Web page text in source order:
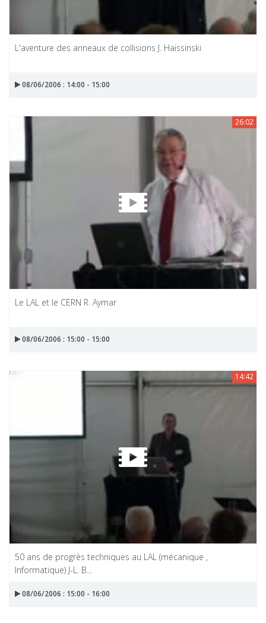
L'aventure des anneaux de collisions J. Haissinski
08/06/2006 : 14:00 - 15:00
26:02
Le LAL et le CERN R. Aymar
08/06/2006 : 15:00 - 15:00
14:42
50 ans de progrès techniques au LAL (mécanique ,
Informatique) J-L. B...
08/06/2006 : 15:00 - 16:00